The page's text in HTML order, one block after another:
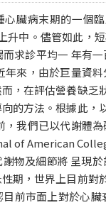
心臟病末期的一個
升中。儘管如此，
求診平均一 年有
年來，由於巨量資
，在評估營養缺乏
的方法。根據此，
，我們已以代謝體
of American
物及細節將 呈現
期，世界上目前對
前市面上對於心